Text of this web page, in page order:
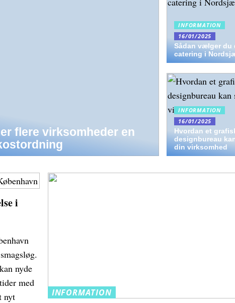
flere virksomheder en
INFORMATION
16/01/2025
Sådan vælger du
catering i
INFORMATION
16/01/2025
Hvordan et
designbureau
din virksomhed
i
nyde
med
nyt
INFORMATION